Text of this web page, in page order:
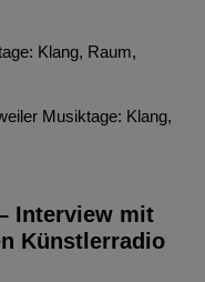
Klang, Raum,
Musiktage: Klang,
Interview mit
Künstlerradio